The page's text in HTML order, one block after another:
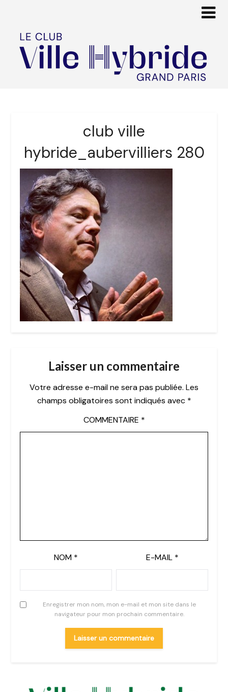
club ville
hybride_aubervilliers 280
Laisser un commentaire
Votre adresse e-mail ne sera pas publiée. Les
champs obligatoires sont indiqués avec *
COMMENTAIRE *
NOM * E-MAIL *
Enregistrer mon nom, mon e-mail et mon site dans le
navigateur pour mon prochain commentaire.